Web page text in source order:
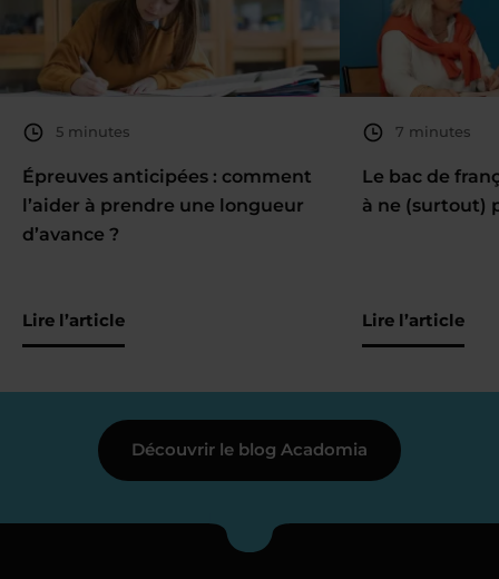
5 minutes
Épreuves anticipées : comment
l’aider à prendre une longueur
d’avance ?
Lire l’article
7 minutes
Le bac de
à ne (surtout)
Lire l’article
Découvrir le blog Acadomia